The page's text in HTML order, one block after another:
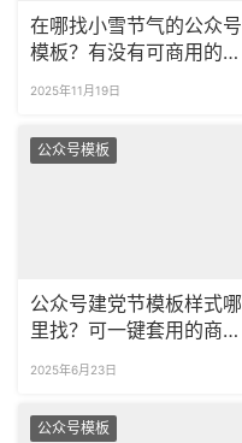
在哪找小雪节气的公众号
模板？有没有可商用的模
2025年11月19日
公众号模板
公众号建党节模板样式哪
里找？可一键套用的商用
2025年6月23日
公众号模板